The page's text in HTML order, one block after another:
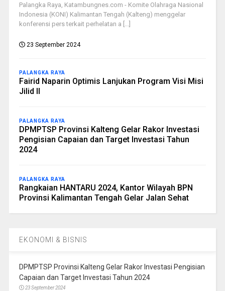
Palangka Raya, Katambungnes.com - Komite Olahraga Nasional
Indonesia (KONI) Kalimantan Tengah (Kalteng) menggelar
konferensi pers terkait perhelatan a [...]
23 September 2024
PALANGKA RAYA
Fairid Naparin Optimis Lanjukan Program Visi Misi
Jilid II
PALANGKA RAYA
DPMPTSP Provinsi Kalteng Gelar Rakor Investasi
Pengisian Capaian dan Target Investasi Tahun
2024
PALANGKA RAYA
Rangkaian HANTARU 2024, Kantor Wilayah BPN
Provinsi Kalimantan Tengah Gelar Jalan Sehat
EKONOMI & BISNIS
DPMPTSP Provinsi Kalteng Gelar Rakor Investasi Pengisian
Capaian dan Target Investasi Tahun 2024
23 September 2024